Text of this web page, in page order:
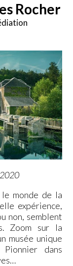
Rocher
monde de la
expérience,
non, semblent
Zoom sur la
musée unique
dans